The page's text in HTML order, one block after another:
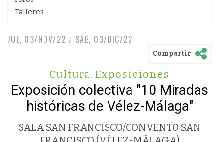
Talleres
JUE, 03/NOV/22 a SÁB, 03/DIC/22
Compartir
Cultura, Exposiciones
Exposición colectiva "10 Miradas
históricas de Vélez-Málaga"
SALA SAN FRANCISCO/CONVENTO SAN